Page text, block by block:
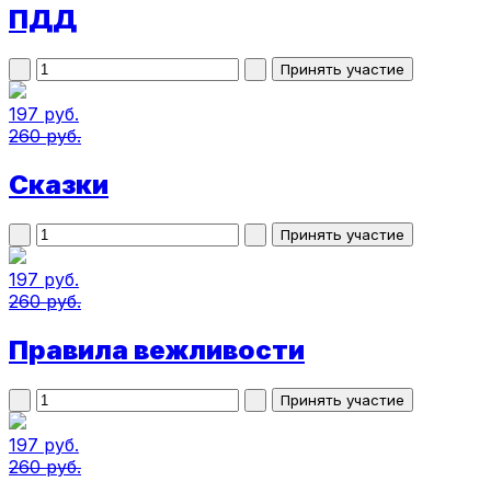
ПДД
197 руб.
260 руб.
Сказки
197 руб.
260 руб.
Правила вежливости
197 руб.
260 руб.